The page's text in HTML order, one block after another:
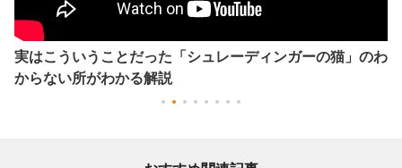
実はこういうことだった「シュレーディンガーの猫」のわ
からない所がわかる解説